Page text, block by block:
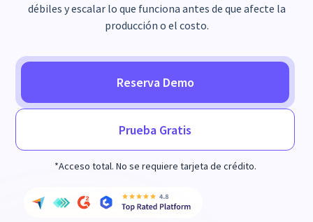
débiles y escalar lo que funciona antes de que afecte la
producción o el costo.
Reserva Demo
Prueba Gratis
*Acceso total. No se requiere tarjeta de crédito.